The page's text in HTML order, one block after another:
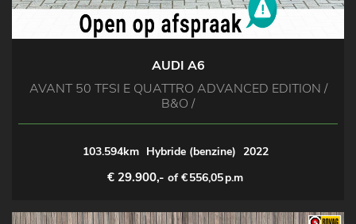
AUDI A6
AVANT 50 TFSI E QUATTRO ADVANCED EDITION /
B&O /
103.594km Hybride (benzine) 2022
€ 29.900,- of €556,05p.m